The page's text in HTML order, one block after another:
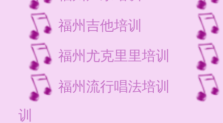
福州吉他培训
福州尤克里里培训
福州流行唱法培训
训